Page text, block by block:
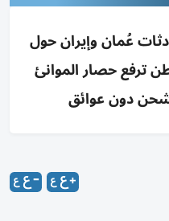
عُمان وإيران حول
ترفع حصار الموانئ
شحن دون عوائق